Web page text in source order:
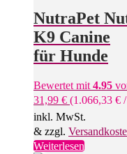
NutraPet
K9 Canine
für Hunde
Bewertet mit 4.95
31,99 € (1.066,33 € /
inkl. MwSt.
& zzgl.
Weiterlesen